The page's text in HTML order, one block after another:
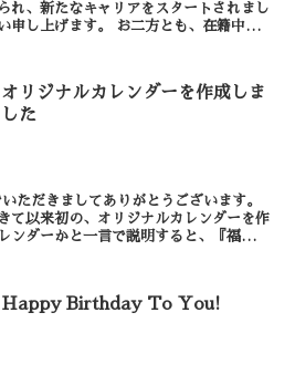
れ、新たなキャリアをスタートされまし
お二方とも、在籍中か
オリジナルカレンダーを作成しま
した
ただきましてありがとうございます。
て以来初の、オリジナルカレンダーを作
ンダーかと一言で説明すると、『福祉事
Happy Birthday To You!